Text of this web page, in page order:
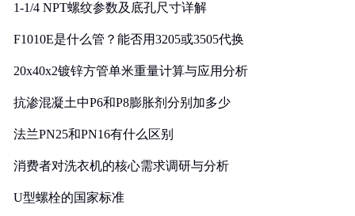
1-1/4 NPT螺纹参数及底孔尺寸详解
F1010E是什么管？能否用3205或3505代换
20x40x2镀锌方管单米重量计算与应用分析
抗渗混凝土中P6和P8膨胀剂分别加多少
法兰PN25和PN16有什么区别
消费者对洗衣机的核心需求调研与分析
U型螺栓的国家标准